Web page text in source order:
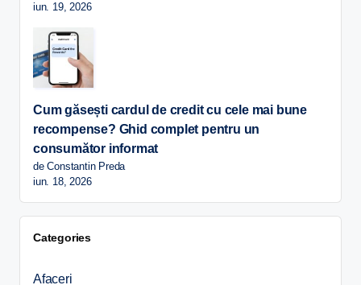
iun. 19, 2026
Cum găsești cardul de credit cu cele mai bune
recompense? Ghid complet pentru un
consumător informat
de Constantin Preda
iun. 18, 2026
Categories
Afaceri